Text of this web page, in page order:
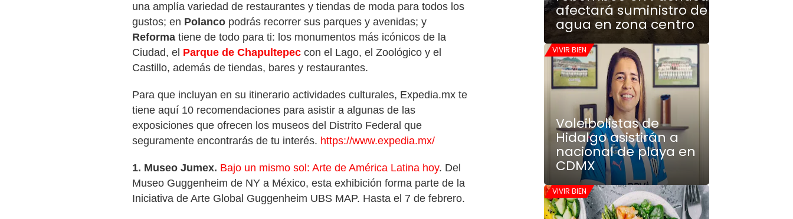
una amplía variedad de restaurantes y tiendas de moda para todos los
gustos; en Polanco podrás recorrer sus parques y avenidas; y
Reforma tiene de todo para ti: los monumentos más icónicos de la
Ciudad, el Parque de Chapultepec con el Lago, el Zoológico y el
Castillo, además de tiendas, bares y restaurantes.
Para que incluyan en su itinerario actividades culturales, Expedia.mx te
tiene aquí 10 recomendaciones para asistir a algunas de las
exposiciones que ofrecen los museos del Distrito Federal que
seguramente encontrarás de tu interés. https://www.expedia.mx/
1. Museo Jumex. Bajo un mismo sol: Arte de América Latina hoy. Del
Museo Guggenheim de NY a México, esta exhibición forma parte de la
Iniciativa de Arte Global Guggenheim UBS MAP. Hasta el 7 de febrero.
afectará suministro de
agua en zona centro
VIVIR BIEN
Voleibolistas de
Hidalgo asistirán a
nacional de playa en
CDMX
VIVIR BIEN